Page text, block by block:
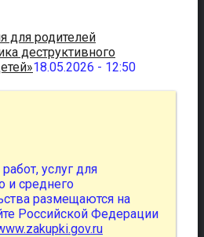
для родителей
деструктивного
18.05.2026 - 12:50
услуг для
и среднего
размещаются на
Российской Федерации